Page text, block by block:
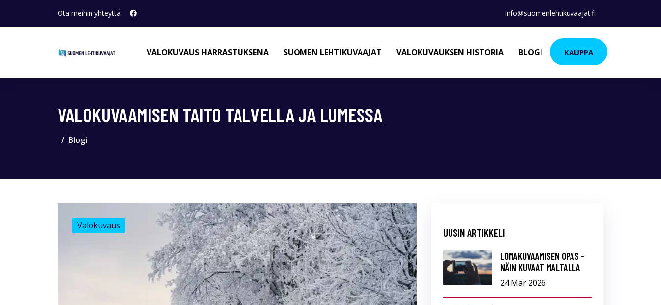
Ota meihin yhteyttä: info@suomenlehtikuvaajat.fi
VALOKUVAUS HARRASTUKSENA SUOMEN LEHTIKUVAAJAT VALOKUVAUKSEN HISTORIA BLOGI KAUPPA
VALOKUVAAMISEN TAITO TALVELLA JA LUMESSA
Blogi
Valokuvaus
UUSIN ARTIKKELI
LOMAKUVAAMISEN OPAS -
NÄIN KUVAAT MALTALLA
24 Mar 2026